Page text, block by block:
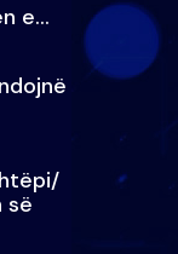
e
së